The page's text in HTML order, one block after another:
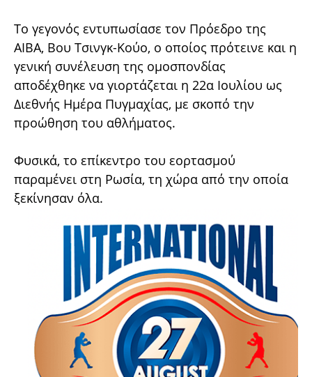
Το γεγονός εντυπωσίασε τον Πρόεδρο της
AIBA, Βου Τσινγκ-Κούο, ο οποίος πρότεινε και η
γενική συνέλευση της ομοσπονδίας
αποδέχθηκε να γιορτάζεται η 22α Ιουλίου ως
Διεθνής Ημέρα Πυγμαχίας, με σκοπό την
προώθηση του αθλήματος.
Φυσικά, το επίκεντρο του εορτασμού
παραμένει στη Ρωσία, τη χώρα από την οποία
ξεκίνησαν όλα.